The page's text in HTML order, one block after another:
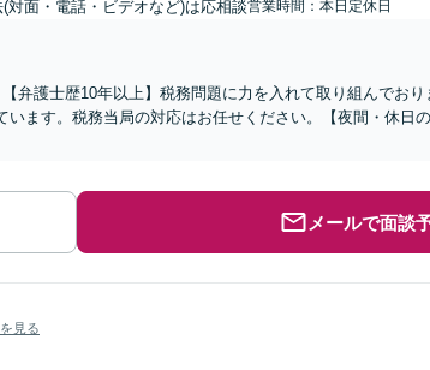
対面・電話・ビデオなど)は応相談営業時間：本日定休日
弁護士歴10年以上】税務問題に力を入れて取り組んでお
います。税務当局の対応はお任せください。【夜間・休日
メールで面談
見る